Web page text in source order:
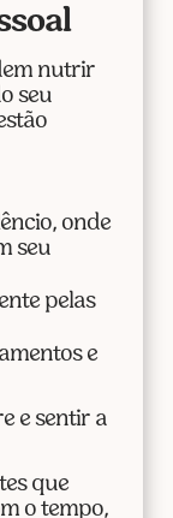
nutrir
seu
onde
seu
pelas
e
e sentir a
que
o tempo,